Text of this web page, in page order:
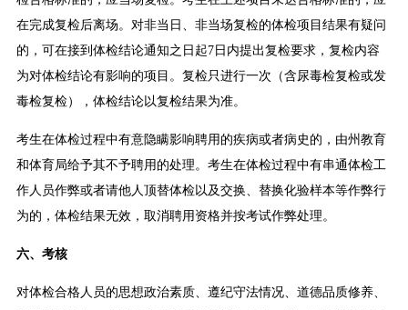
在完成复检后离场。对非当日、非当场复检的体检项目结果有疑问
的，可在接到体检结论通知之日起7日内提出复检要求，复检内容
为对体检结论有影响的项目。复检只进行一次（含尿毒检复检或发
毒检复检），体检结论以复检结果为准。
考生在体检过程中有意隐瞒影响聘用的疾病或者病史的，由州教育
和体育局给予其不予聘用的处理。考生在体检过程中有串通体检工
作人员作弊或者请他人顶替体检以及交换、替换化验样本等作弊行
为的，体检结果无效，取消聘用资格并按考试作弊处理。
六、考核
对体检合格人员的思想政治素质、遵纪守法情况、道德品质修养、